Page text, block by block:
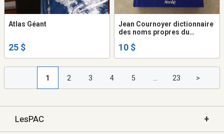
Atlas Géant
25 $
Jean Cournoyer dictionnaire
des noms propres du
10 $
1 2 3 4 5 23 >
LesPAC +